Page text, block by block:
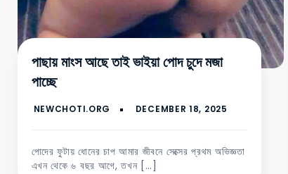
পাছায় মাংস আছে তাই ভাইয়া পোদ চুদে মজা
পাচ্ছে
পোদের ফুটায় ধোনের চাপ আমার জীবনে সেক্সের প্রথম অভিজ্ঞতা
এখন থেকে ৬ বছর আগে, তখন […]